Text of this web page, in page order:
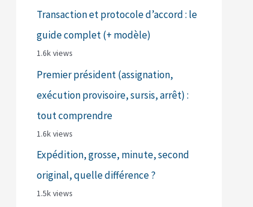
Transaction et protocole d’accord : le
guide complet (+ modèle)
1.6k views
Premier président (assignation,
exécution provisoire, sursis, arrêt) :
tout comprendre
1.6k views
Expédition, grosse, minute, second
original, quelle différence ?
1.5k views